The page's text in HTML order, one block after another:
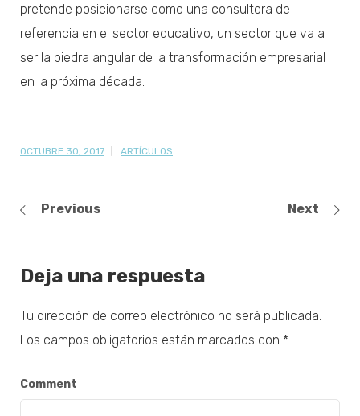
pretende posicionarse como una consultora de
referencia en el sector educativo, un sector que va a
ser la piedra angular de la transformación empresarial
en la próxima década.
OCTUBRE 30, 2017 ARTÍCULOS
Previous Next
Deja una respuesta
Tu dirección de correo electrónico no será publicada.
Los campos obligatorios están marcados con *
Comment